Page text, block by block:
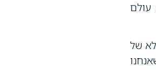
עולם
של